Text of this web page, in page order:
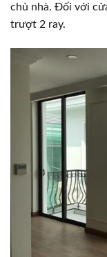
chủ nhà. Đối với
trượt 2 ray.